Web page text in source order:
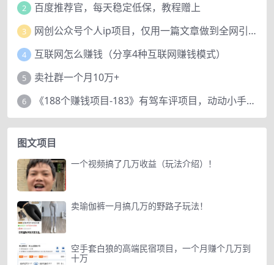
2 百度推荐官，每天稳定低保，教程赠上
3 网创公众号个人ip项目，仅用一篇文章做到全网引流！
4 互联网怎么赚钱（分享4种互联网赚钱模式）
5 卖社群一个月10万+
6 《188个赚钱项目-183》有驾车评项目，动动小手，复制粘贴赚44元！
图文项目
一个视频搞了几万收益（玩法介绍）！
卖瑜伽裤一月搞几万的野路子玩法！
空手套白狼的高端民宿项目，一个月赚个几万到
十万